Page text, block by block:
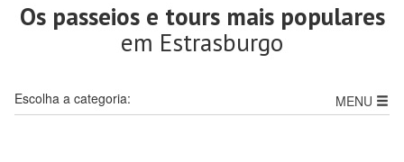
Os passeios e tours mais populares
em Estrasburgo
MENU
Escolha a categoria: